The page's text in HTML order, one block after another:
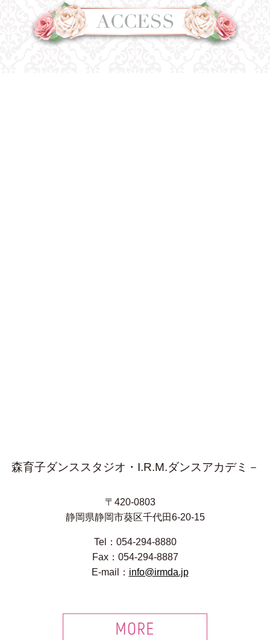
森育子ダンススタジオ・I.R.M.ダンスアカデミ－
〒420-0803
静岡県静岡市葵区千代田6-20-15
Tel：054-294-8880
Fax：054-294-8887
E-mail： info@irmda.jp